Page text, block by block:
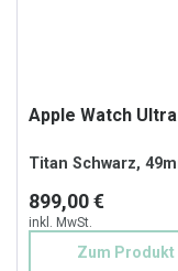
Apple Watch
Titan Schwarz,
899,00 €
inkl. MwSt.
Zum Produkt